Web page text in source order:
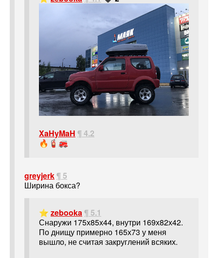
XaHyMaH ¶ 4.2
🔥🧯🚒
greyjerk¶ 5
Ширина бокса?
⭐ zebooka¶ 5.1
Снаружи 175х85х44, внутри 169х82х42.
По днищу примерно 165х73 у меня
вышло, не считая закруглений всяких.